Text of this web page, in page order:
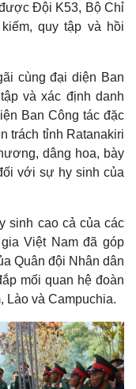
Đội K53, Bộ Chỉ
quy tập và hồi
cùng đại diện Ban
và xác định danh
Ban Công tác đặc
trách tỉnh Ratanakiri
dâng hoa, bày
với sự hy sinh của
sinh cao cả của các
Việt Nam đã góp
Quân đội Nhân dân
mối quan hệ đoàn
Lào và Campuchia.